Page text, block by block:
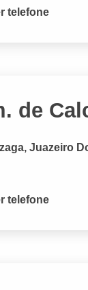
telefone
de
Juazeiro
telefone